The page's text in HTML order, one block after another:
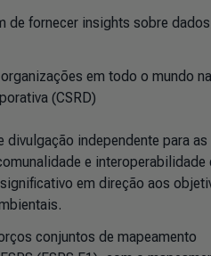
de fornecer insights sobre
em todo o mundo na
(CSRD)
divulgação independente para as
e interoperabilidade
em direção aos
conjuntos de mapeamento